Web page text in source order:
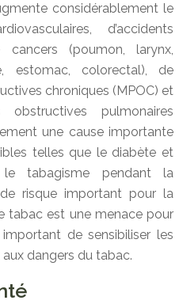
considérablement le
d’accidents
cancers (poumon, larynx,
estomac, colorectal), de
chroniques (MPOC) et
pulmonaires
une cause importante
telles que le diabète et
le tabagisme pendant la
risque important pour la
tabac est une menace pour
de sensibiliser les
dangers du tabac.